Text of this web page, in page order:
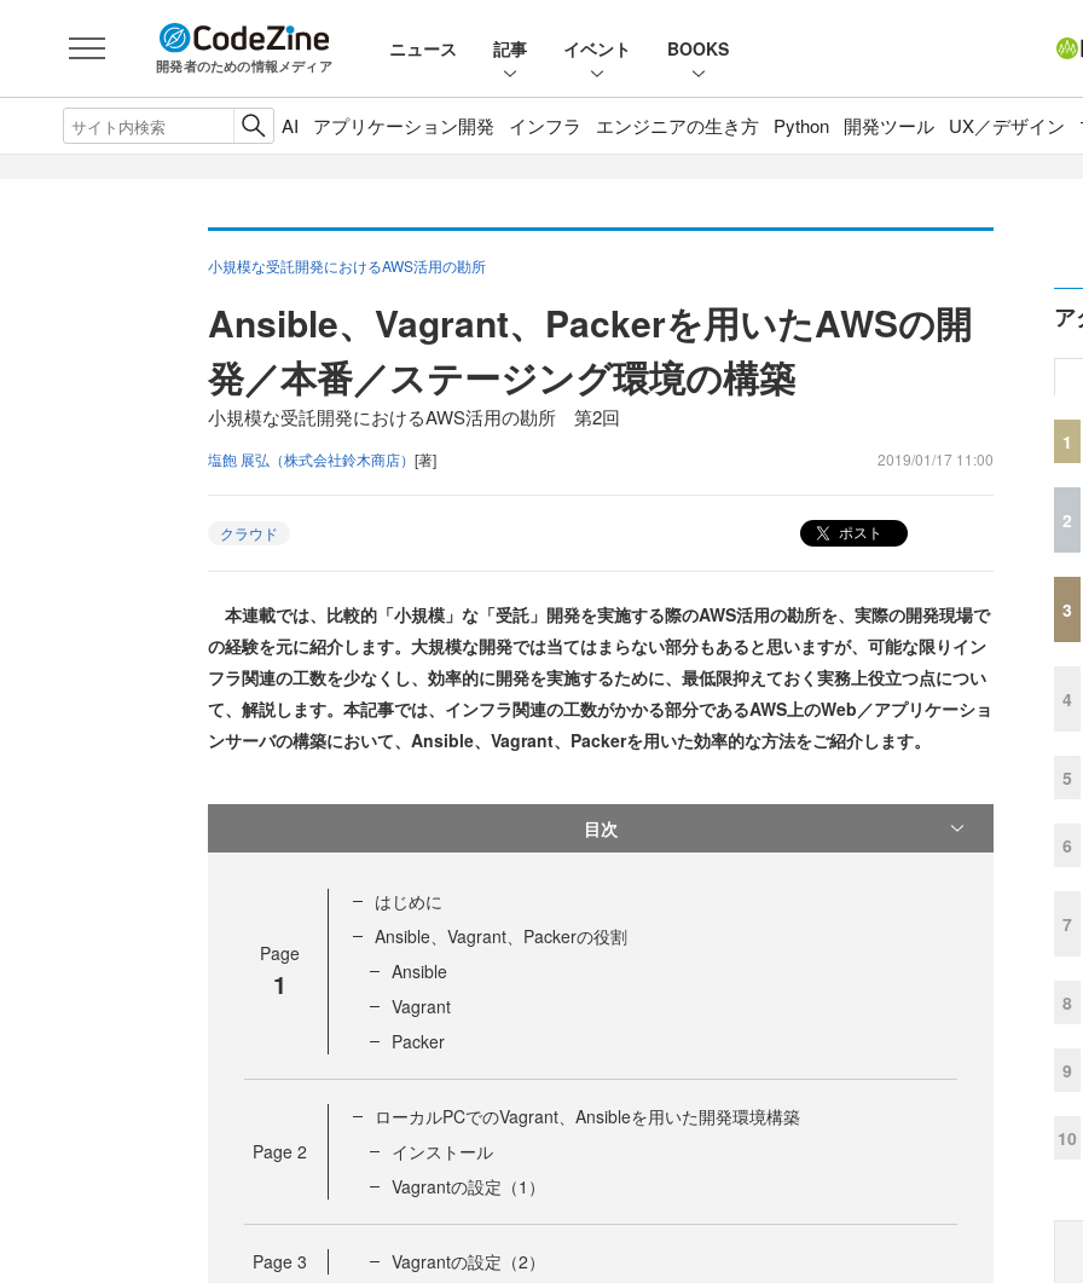
開発者のための情報メディア
ニュース 記事 イベント BOOKS
AI アプリケーション開発 インフラ エンジニアの生き方 Python 開発ツール UX／デザイン
小規模な受託開発におけるAWS活用の勘所
Ansible、Vagrant、Packerを用いたAWSの開
発／本番／ステージング環境の構築
小規模な受託開発におけるAWS活用の勘所 第2回
塩飽 展弘（株式会社鈴木商店） [著] 2019/01/17 11:00
クラウド ポスト
本連載では、比較的「小規模」な「受託」開発を実施する際のAWS活用の勘所を、実際の開発現場で
の経験を元に紹介します。大規模な開発では当てはまらない部分もあると思いますが、可能な限りイン
フラ関連の工数を少なくし、効率的に開発を実施するために、最低限抑えておく実務上役立つ点につい
て、解説します。本記事では、インフラ関連の工数がかかる部分であるAWS上のWeb／アプリケーショ
ンサーバの構築において、Ansible、Vagrant、Packerを用いた効率的な方法をご紹介します。
目次
Page
1
はじめに
Ansible、Vagrant、Packerの役割
Ansible
Vagrant
Packer
Page 2
ローカルPCでのVagrant、Ansibleを用いた開発環境構築
インストール
Vagrantの設定（1）
Page 3 Vagrantの設定（2）
ア
1
2
3
4
5
6
7
8
9
10